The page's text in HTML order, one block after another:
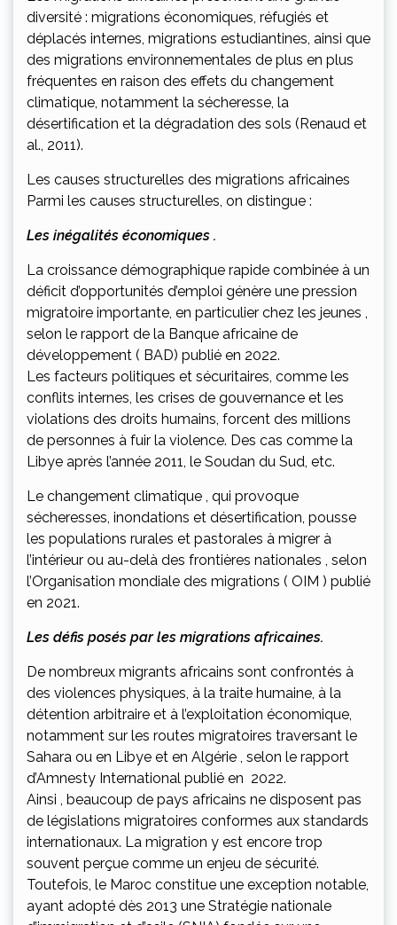
diversité : migrations économiques, réfugiés et
déplacés internes, migrations estudiantines, ainsi que
des migrations environnementales de plus en plus
fréquentes en raison des effets du changement
climatique, notamment la sécheresse, la
désertification et la dégradation des sols (Renaud et
al., 2011).
Les causes structurelles des migrations africaines
Parmi les causes structurelles, on distingue :
Les inégalités économiques .
La croissance démographique rapide combinée à un
déficit d’opportunités d’emploi génère une pression
migratoire importante, en particulier chez les jeunes ,
selon le rapport de la Banque africaine de
développement ( BAD) publié en 2022.
Les facteurs politiques et sécuritaires, comme les
conflits internes, les crises de gouvernance et les
violations des droits humains, forcent des millions
de personnes à fuir la violence. Des cas comme la
Libye après l’année 2011, le Soudan du Sud, etc.
Le changement climatique , qui provoque
sécheresses, inondations et désertification, pousse
les populations rurales et pastorales à migrer à
l’intérieur ou au-delà des frontières nationales , selon
l’Organisation mondiale des migrations ( OIM ) publié
en 2021.
Les défis posés par les migrations africaines.
De nombreux migrants africains sont confrontés à
des violences physiques, à la traite humaine, à la
détention arbitraire et à l’exploitation économique,
notamment sur les routes migratoires traversant le
Sahara ou en Libye et en Algérie , selon le rapport
d’Amnesty International publié en 2022.
Ainsi , beaucoup de pays africains ne disposent pas
de législations migratoires conformes aux standards
internationaux. La migration y est encore trop
souvent perçue comme un enjeu de sécurité.
Toutefois, le Maroc constitue une exception notable,
ayant adopté dès 2013 une Stratégie nationale